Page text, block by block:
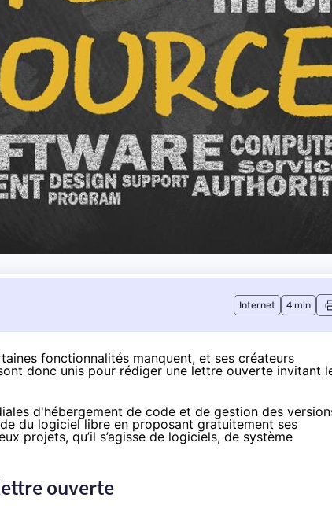
Internet 4 min
fonctionnalités manquent, et ses créateurs
donc unis pour rédiger une lettre ouverte invitant
d'hébergement de code et de gestion des
du logiciel libre en proposant gratuitement ses
projets, qu’il s’agisse de logiciels, de système
ouverte